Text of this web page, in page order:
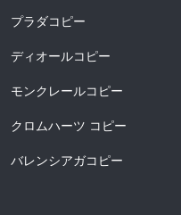
プラダコピー
ディオールコピー
モンクレールコピー
クロムハーツ コピー
バレンシアガコピー